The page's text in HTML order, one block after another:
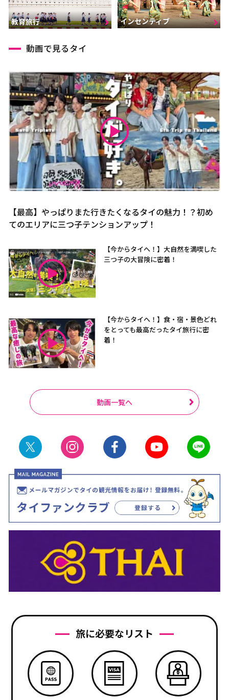
教育旅行 インセンティブ
動画で見るタイ
【最高】やっぱりまた行きたくなるタイの魅力！？初め
てのエリアに三つ子テンションアップ！
【今からタイへ！】大自然を満喫した
三つ子の大冒険に密着！
【今からタイへ！】食・宿・景色どれ
をとっても最高だったタイ旅行に密
着！
動画一覧へ
旅に必要なリスト